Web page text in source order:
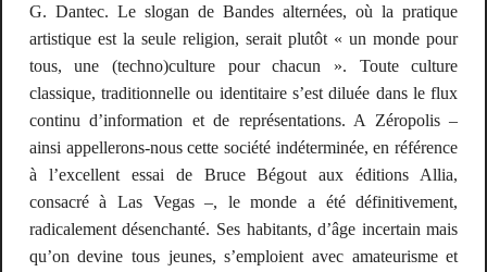
G. Dantec. Le slogan deBandes alternées, où la pratique
artistique est la seule religion, serait plutôt « un monde pour
tous, une (techno)culture pour chacun ». Toute culture
classique, traditionnelle ou identitaire s’est diluée dans le flux
continu d’information et de représentations. A Zéropolis –
ainsi appellerons-nous cette société indéterminée, en référence
à l’excellent essai de Bruce Bégout aux éditions Allia,
consacré à Las Vegas –, le monde a été définitivement,
radicalementdésenchanté. Ses habitants, d’âge incertain mais
qu’on devine tous jeunes, s’emploient avec amateurisme et